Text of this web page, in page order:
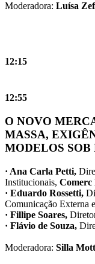
Moderadora: Luísa
12:15
12:55
O NOVO
MASSA,
MODELOS
· Ana Carla Petti,
Institucionais, Comerc
· Eduardo Rossetti,
Comunicação Externa
· Fillipe Soares,
· Flávio de Souza,
Moderadora: Silla